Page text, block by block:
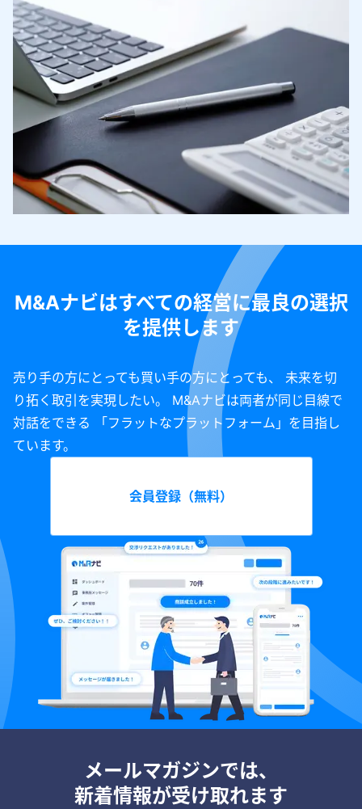
M&Aナビはすべての経営に最良の選択
を提供します
売り手の方にとっても買い手の方にとっても、 未来を切
り拓く取引を実現したい。 M&Aナビは両者が同じ目線で
対話をできる 「フラットなプラットフォーム」を目指し
ています。
会員登録（無料）
メールマガジンでは、
新着情報が受け取れます